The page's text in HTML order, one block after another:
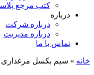
کتب مرجع
درباره
درباره شرکت
درباره مدیریت
تماس با ما
خانه » سیم بکسل مرغداری